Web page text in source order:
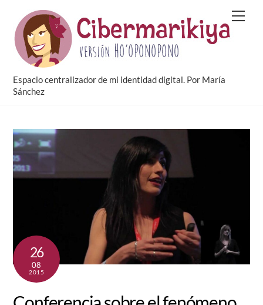
content
Espacio centralizador de mi identidad digital. Por María
Sánchez
26
08
2015